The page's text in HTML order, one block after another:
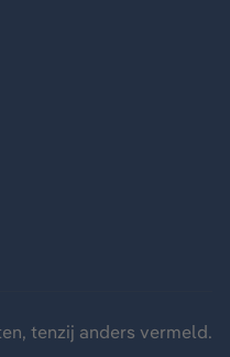
tenzij anders vermeld.